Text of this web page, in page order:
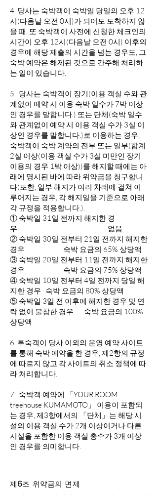
4. 당사는 숙박객이 숙박일 당일의 오후 12
시(다음날 오전 0시)가 되어도 도착하지 않
을 때, 또 숙박객이 사전에 신청한 체크인의
시간이 오후 12시(다음날 오전 0시) 이후의
경우에 해당 제출의 시간을 넘는 경우도, 그
숙박 예약은 해제된 것으로 간주해 처리하
는 일이 있습니다.
5. 당사는 숙박객이 장기(이용 객실 수와 관
계없이 예약 시 이용 숙박 일수가 7박 이상
인 경우를 말합니다.) 또는 단체(숙박 일수
와 관계없이 예약 시 이용 객실 수가 3실 이
상인 경우를 말합니다.)로 이용하는 경우,
숙박객이 숙박 계약의 전부 또는 일부(합계
2실 이상(이용 객실 수가 3실 미만인 장기
이용의 경우 1박 이상))를 해지할 때에는 아
래에 명시된 바에 따라 위약금을 청구합니
다(또한, 일부 해지가 여러 차례에 걸쳐 이
루어지는 경우, 각 해지일을 기준으로 아래
각 규정을 적용합니다.).
① 숙박일 31일 전까지 해지한 경
우 없음
② 숙박일 30일 전부터 21일 전까지 해지한
경우 숙박 요금의 65% 상당액
③ 숙박일 20일 전부터 11일 전까지 해지한
경우 숙박 요금의 75% 상당액
④ 숙박일 10일 전부터 4일 전까지 당일 해
지한 경우 숙박 요금의 80% 상당액
⑤ 숙박일 3일 전 이후에 해지한 경우 및 연
락 없이 불참한 경우 숙박 요금의 100%
상당액
6. 투숙객이 당사 이외의 운영 예약 사이트
를 통해 숙박 예약을 한 경우, 제2항의 규정
에 따르지 않고 각 사이트의 취소 정책에 따
라 처리합니다.
7. 숙박객 예약에 「YOUR ROOM
treehouse KUMAMOTO」 이용이 포함되
는 경우, 제3항에서의 「단체」는 해당 시
설의 이용 객실 수가 2개 이상이거나 다른
시설을 포함한 이용 객실 총수가 3개 이상
인 경우를 의미합니다.
제6조 위약금의 면제